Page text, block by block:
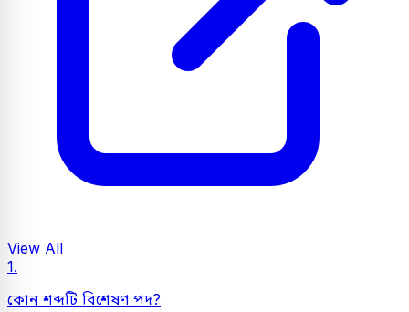
View All
1.
কোন শব্দটি বিশেষণ পদ?